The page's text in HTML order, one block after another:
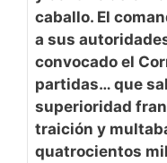
caballo. El
a sus
convocado el
partidas… que
superioridad
traición y
quatrocientos